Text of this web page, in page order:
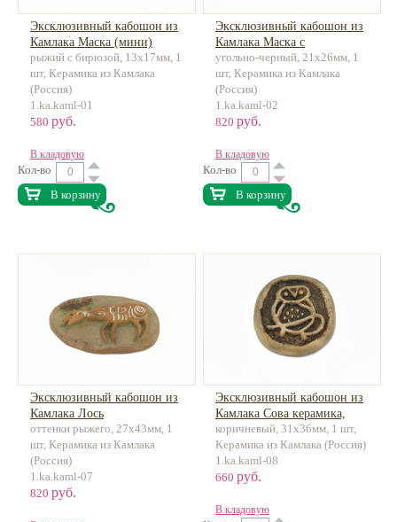
Эксклюзивный кабошон из
Камлака Маска (мини)
керамика, ручная работа
рыжий с бирюзой, 13х17мм, 1
шт, Керамика из Камлака
(Россия)
1.ka.kaml-01
580 руб.
В кладовую
Кол-во
В корзину
Эксклюзивный кабошон из
Камлака Маска с
отверстиями керамика,
ручная работа
угольно-черный, 21х26мм, 1
шт, Керамика из Камлака
(Россия)
1.ka.kaml-02
820 руб.
В кладовую
Кол-во
В корзину
Эксклюзивный кабошон из
Камлака Лось
разноцветный керамика,
ручная работа
оттенки рыжего, 27х43мм, 1
шт, Керамика из Камлака
(Россия)
1.ka.kaml-07
820 руб.
Эксклюзивный кабошон из
Камлака Сова керамика,
ручная работа
коричневый, 31х36мм, 1 шт,
Керамика из Камлака (Россия)
1.ka.kaml-08
660 руб.
В кладовую